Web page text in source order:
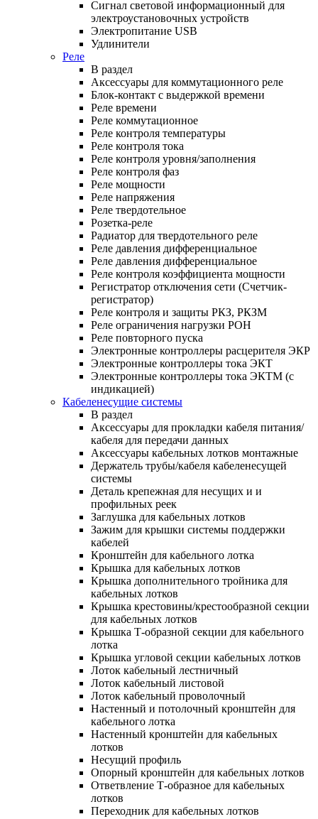
Сигнал световой информационный для
электроустановочных устройств
Электропитание USB
Удлинители
Реле
В раздел
Аксессуары для коммутационного реле
Блок-контакт с выдержкой времени
Реле времени
Реле коммутационное
Реле контроля температуры
Реле контроля тока
Реле контроля уровня/заполнения
Реле контроля фаз
Реле мощности
Реле напряжения
Реле твердотельное
Розетка-реле
Радиатор для твердотельного реле
Реле давления дифференциальное
Реле давления дифференциальное
Реле контроля коэффициента мощности
Регистратор отключения сети (Счетчик-
регистратор)
Реле контроля и защиты РКЗ, РКЗМ
Реле ограничения нагрузки РОН
Реле повторного пуска
Электронные контроллеры расцерителя ЭКР
Электронные контроллеры тока ЭКТ
Электронные контроллеры тока ЭКТМ (с
индикацией)
Кабеленесущие системы
В раздел
Аксессуары для прокладки кабеля питания/
кабеля для передачи данных
Аксессуары кабельных лотков монтажные
Держатель трубы/кабеля кабеленесущей
системы
Деталь крепежная для несущих и и
профильных реек
Заглушка для кабельных лотков
Зажим для крышки системы поддержки
кабелей
Кронштейн для кабельного лотка
Крышка для кабельных лотков
Крышка дополнительного тройника для
кабельных лотков
Крышка крестовины/крестообразной секции
для кабельных лотков
Крышка Т-образной секции для кабельного
лотка
Крышка угловой секции кабельных лотков
Лоток кабельный лестничный
Лоток кабельный листовой
Лоток кабельный проволочный
Настенный и потолочный кронштейн для
кабельного лотка
Настенный кронштейн для кабельных
лотков
Несущий профиль
Опорный кронштейн для кабельных лотков
Ответвление Т-образное для кабельных
лотков
Переходник для кабельных лотков